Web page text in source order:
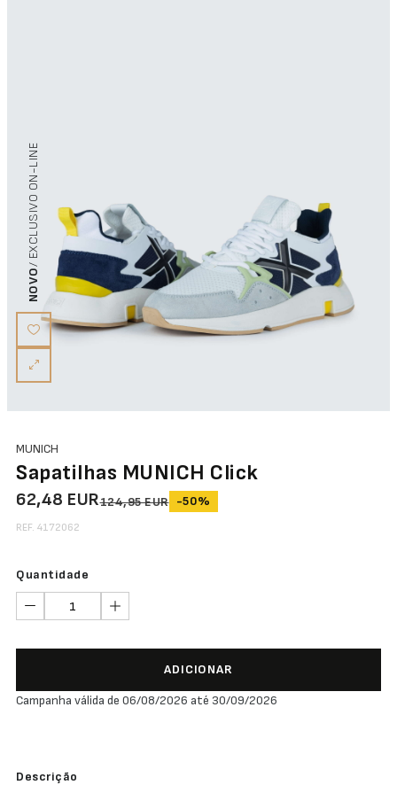
NOVO
/ EXCLUSIVO ON-LINE
MUNICH
Sapatilhas MUNICH Click
62,48 EUR124,95 EUR -50%
REF. 4172062
Quantidade
ADICIONAR
Campanha válida de 06/08/2026 até 30/09/2026
Descrição